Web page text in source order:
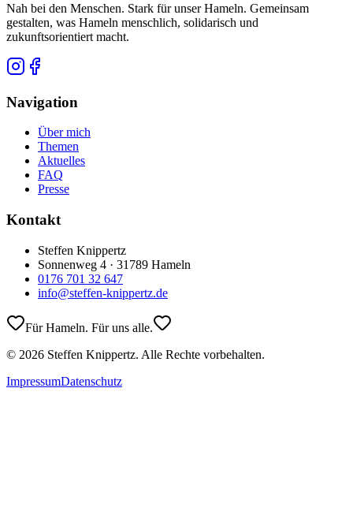
Nah bei den Menschen. Stark für unser Hameln. Gemeinsam
gestalten, was Hameln menschlich, solidarisch und
zukunftsorientiert macht.
Navigation
Über mich
Themen
Aktuelles
FAQ
Presse
Kontakt
Steffen Knippertz
Sonnenweg 4 · 31789 Hameln
0176 701 32 647
info@steffen-knippertz.de
Für Hameln. Für uns alle.
© 2026 Steffen Knippertz. Alle Rechte vorbehalten.
ImpressumDatenschutz